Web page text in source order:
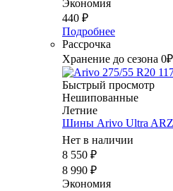
Экономия
440 ₽
Подробнее
Рассрочка
Хранение до сезона 0₽
Быстрый просмотр
Нешипованные
Летние
Шины Arivo Ultra
Нет в наличии
8 550 ₽
8 990 ₽
Экономия